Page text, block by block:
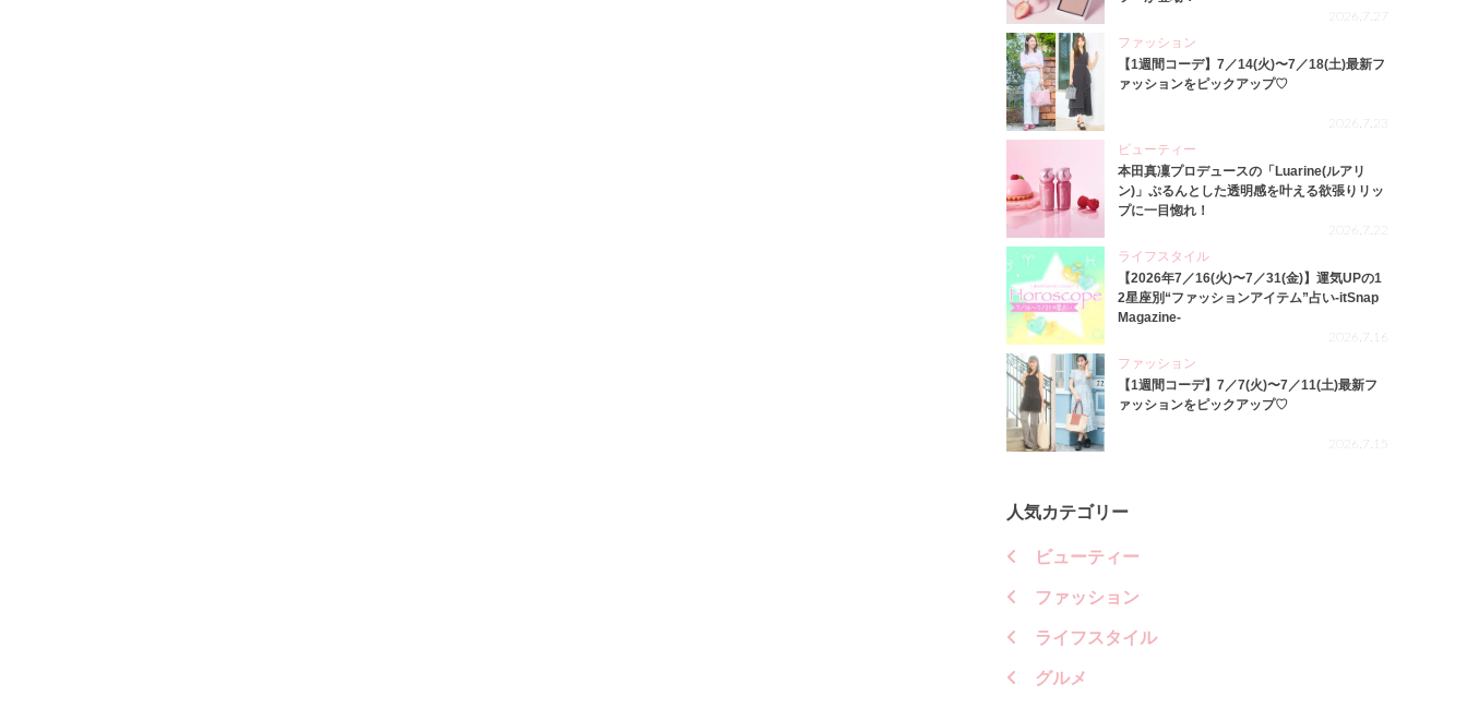
2026.7.27
ファッション
【1週間コーデ】7／14(火)〜7／18(土)最新フ
ァッションをピックアップ♡
2026.7.23
ビューティー
本田真凜プロデュースの「Luarine(ルアリ
ン)」ぷるんとした透明感を叶える欲張りリッ
プに一目惚れ！
2026.7.22
ライフスタイル
【2026年7／16(火)〜7／31(金)】運気UPの1
2星座別“ファッションアイテム”占い-itSnap
Magazine-
2026.7.16
ファッション
【1週間コーデ】7／7(火)〜7／11(土)最新フ
ァッションをピックアップ♡
2026.7.15
人気カテゴリー
ビューティー
ファッション
ライフスタイル
グルメ